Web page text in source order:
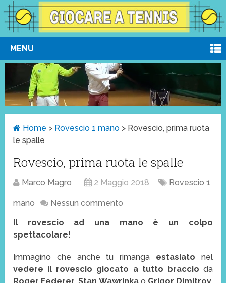
MENU
Home > Rovescio 1 mano > Rovescio, prima ruota
le spalle
Rovescio, prima ruota le spalle
Marco Magro 2 Maggio 2018 Rovescio 1
mano Nessun commento
Il rovescio ad una mano è un colpo
spettacolare!
Immagino che anche tu rimanga estasiato nel
vedere il rovescio giocato a tutto braccio da